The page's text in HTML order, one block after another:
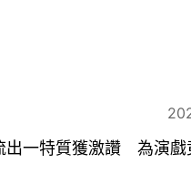
出一特質獲激讚 為演戲